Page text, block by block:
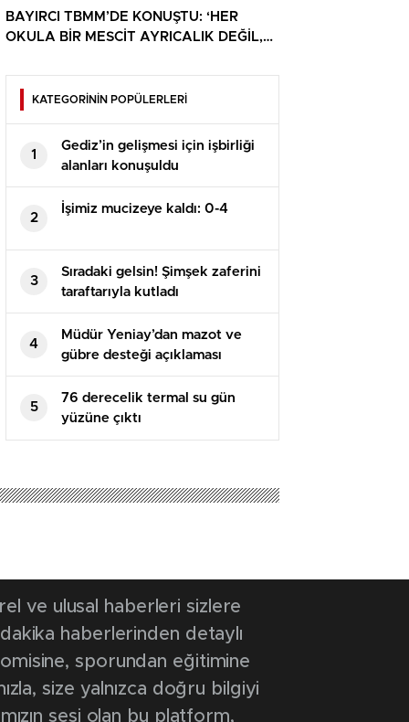
BAYIRCI TBMM’DE KONUŞTU: ‘HER
OKULA BİR MESCİT AYRICALIK DEĞİL,
KATEGORİNİN POPÜLERLERİ
1
Gediz’in gelişmesi için işbirliği
alanları konuşuldu
2
İşimiz mucizeye kaldı: 0-4
3
Sıradaki gelsin! Şimşek zaferini
taraftarıyla kutladı
4
Müdür Yeniay’dan mazot ve
gübre desteği açıklaması
5
76 derecelik termal su gün
yüzüne çıktı
ve ulusal haberleri sizlere
haberlerinden detaylı
sporundan eğitimine
size yalnızca doğru bilgiyi
sesi olan bu platform,